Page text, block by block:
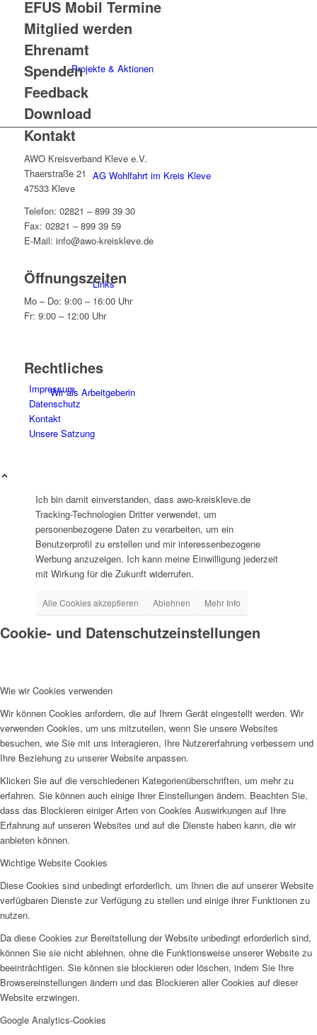
Projekte & Aktionen
AG Wohlfahrt im Kreis Kleve
Links
Wir als Arbeitgeberin
Mitglied werden
Ehrenamt
Jobs
Feedback
Ortsvereine
EFUS Mobil Termine
Mitglied werden
Ehrenamt
Spenden
Feedback
Download
Kontakt
AWO Kreisverband Kleve e.V.
Thaerstraße 21
47533 Kleve
Telefon: 02821 – 899 39 30
Fax: 02821 – 899 39 59
E-Mail: info@awo-kreiskleve.de
Öffnungszeiten
Mo – Do: 9:00 – 16:00 Uhr
Fr: 9:00 – 12:00 Uhr
Rechtliches
Impressum
Datenschutz
Kontakt
Unsere Satzung
Ich bin damit einverstanden, dass awo-kreiskleve.de
Tracking-Technologien Dritter verwendet, um
personenbezogene Daten zu verarbeiten, um ein
Benutzerprofil zu erstellen und mir interessenbezogene
Werbung anzuzeigen. Ich kann meine Einwilligung jederzeit
mit Wirkung für die Zukunft widerrufen.
Alle Cookies akzeptieren Ablehnen Mehr Info
Cookie- und Datenschutzeinstellungen
Wie wir Cookies verwenden
Wir können Cookies anfordern, die auf Ihrem Gerät eingestellt werden. Wir
verwenden Cookies, um uns mitzuteilen, wenn Sie unsere Websites
besuchen, wie Sie mit uns interagieren, Ihre Nutzererfahrung verbessern und
Ihre Beziehung zu unserer Website anpassen.
Klicken Sie auf die verschiedenen Kategorienüberschriften, um mehr zu
erfahren. Sie können auch einige Ihrer Einstellungen ändern. Beachten Sie,
dass das Blockieren einiger Arten von Cookies Auswirkungen auf Ihre
Erfahrung auf unseren Websites und auf die Dienste haben kann, die wir
anbieten können.
Wichtige Website Cookies
Diese Cookies sind unbedingt erforderlich, um Ihnen die auf unserer Website
verfügbaren Dienste zur Verfügung zu stellen und einige ihrer Funktionen zu
nutzen.
Da diese Cookies zur Bereitstellung der Website unbedingt erforderlich sind,
können Sie sie nicht ablehnen, ohne die Funktionsweise unserer Website zu
beeinträchtigen. Sie können sie blockieren oder löschen, indem Sie Ihre
Browsereinstellungen ändern und das Blockieren aller Cookies auf dieser
Website erzwingen.
Google Analytics-Cookies